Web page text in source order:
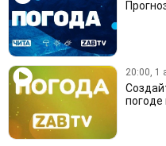
20:00, 1
погоде